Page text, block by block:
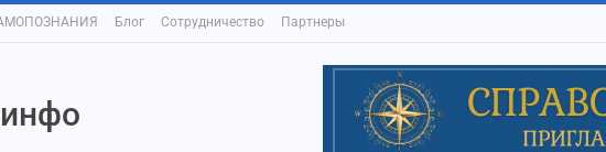
Блог Сотрудничество Партнеры